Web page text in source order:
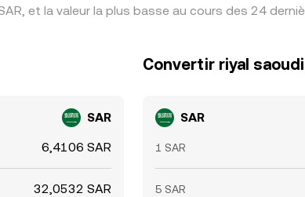
et la valeur la plus basse au cours des 24
SAR
6,4106 SAR
32,0532 SAR
Convertir riyal
SAR
1 SAR
5 SAR